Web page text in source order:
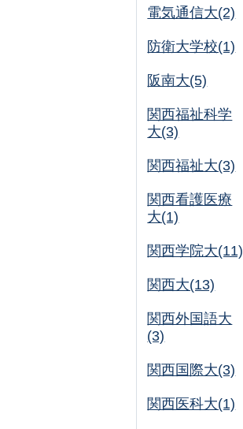
電気通信大(2)
防衛大学校(1)
阪南大(5)
関西福祉科学
大(3)
関西福祉大(3)
関西看護医療
大(1)
関西学院大(11)
関西大(13)
関西外国語大
(3)
関西国際大(3)
関西医科大(1)